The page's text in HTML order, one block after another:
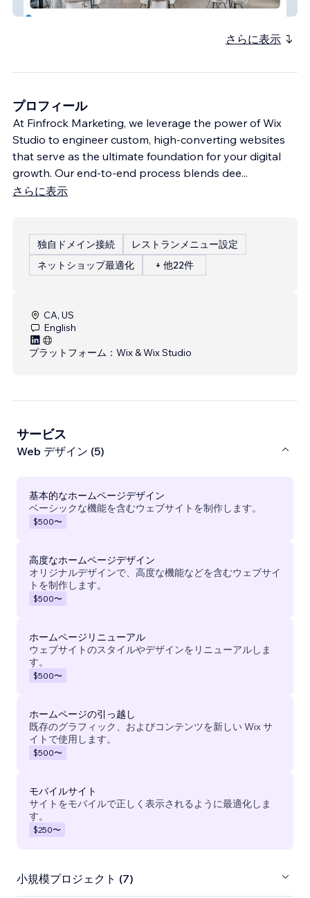
FSorb
さらに表示
プロフィール
At Finfrock Marketing, we leverage the power of Wix
Studio to engineer custom, high-converting websites
that serve as the ultimate foundation for your digital
growth. Our end-to-end process blends dee...
さらに表示
独自ドメイン接続
レストランメニュー設定
ネットショップ最適化
+ 他22件
CA, US
English
プラットフォーム： Wix & Wix Studio
サービス
Web デザイン (5)
基本的なホームページデザイン
ベーシックな機能を含むウェブサイトを制作します。
$500〜
高度なホームページデザイン
オリジナルデザインで、高度な機能などを含むウェブサイ
トを制作します。
$500〜
ホームページリニューアル
ウェブサイトのスタイルやデザインをリニューアルしま
す。
$500〜
ホームページの引っ越し
既存のグラフィック、およびコンテンツを新しい Wix サ
イトで使用します。
$500〜
モバイルサイト
サイトをモバイルで正しく表示されるように最適化しま
す。
$250〜
小規模プロジェクト (7)